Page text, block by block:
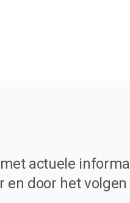
actuele
door het volgen